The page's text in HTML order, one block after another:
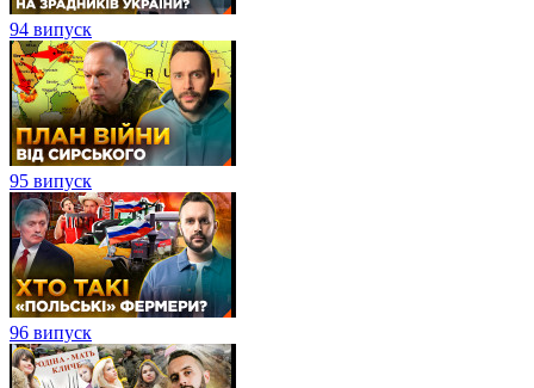
94 випуск
95 випуск
96 випуск